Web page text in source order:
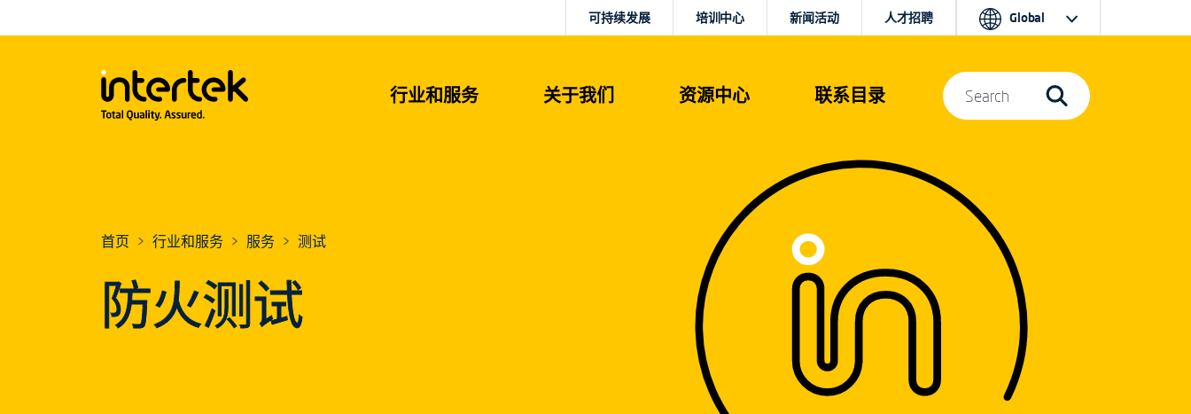
行业和服务 关于我们 资源中心 联系目录
可持续发展 培训中心 新闻活动 人才招聘 Global
Search
首页 行业和服务 服务 测试
防火测试